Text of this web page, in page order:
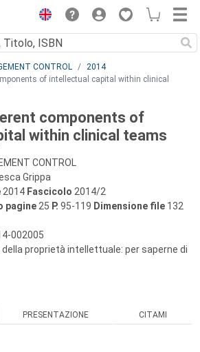
CONTROL
2014
of intellectual capital within clinical
components of
within clinical teams
CONTROL
Grippa
2014 Fascicolo 2014/2
pagine 25 P. 95-119 Dimensione file 132
002005
della proprietà intellettuale: per saperne di
PRESENTAZIONE CITAMI